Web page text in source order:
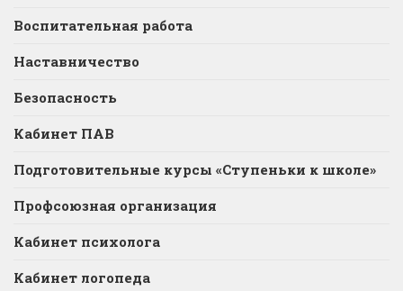
Воспитательная работа
Наставничество
Безопасность
Кабинет ПАВ
Подготовительные курсы «Ступеньки к школе»
Профсоюзная организация
Кабинет психолога
Кабинет логопеда